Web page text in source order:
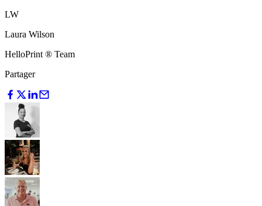
LW
Laura Wilson
HelloPrint ® Team
Partager